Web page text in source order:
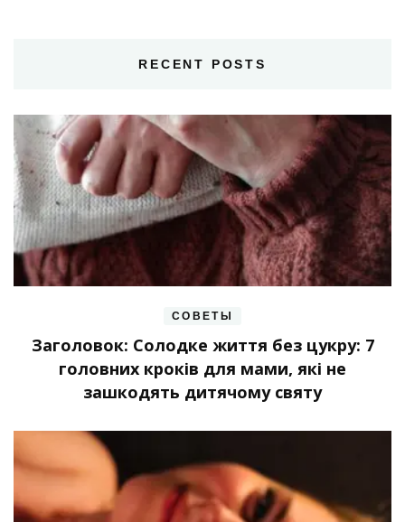
RECENT POSTS
СОВЕТЫ
Заголовок: Солодке життя без цукру: 7
головних кроків для мами, які не
зашкодять дитячому святу